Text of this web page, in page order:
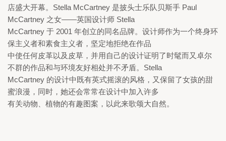
店盛大开幕。 Stella McCartney 是披头士乐队贝斯手 Paul
McCartney 之女——英国设计师 Stella
McCartney 于 2001 年创立的同名品牌。设计师作为一个终身环
保主义者和素食主义者，坚定地拒绝在作品
中使任何皮革以及皮草，并用自己的设计证明了时髦而又卓尔
不群的作品和与环境友好相处并不矛盾。 Stella
McCartney 的设计中既有英式摇滚的风格，又保留了女孩的甜
蜜浪漫，同时，她还会常常在设计中加入许多
有关动物、植物的有趣图案，以此来歌颂大自然。